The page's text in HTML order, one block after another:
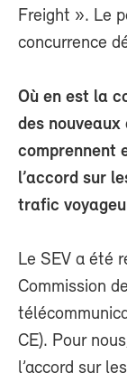
Freight ». Le
concurrence
Où en est la
des
comprennent
l’accord sur
trafic
Le SEV a été
Commission
CE). Pour
l’accord sur